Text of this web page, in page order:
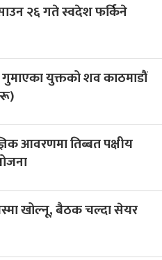
२६ गते स्वदेश फर्किने
गुमाएका युक्तको शव काठमाडौं
आवरणमा तिब्बत पक्षीय
खोल्नू, बैठक चल्दा सेयर